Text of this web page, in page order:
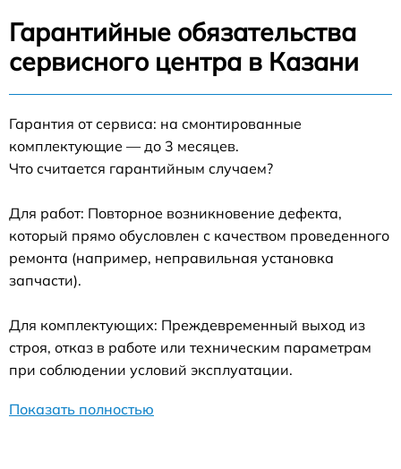
Гарантийные обязательства
сервисного центра в Казани
Гарантия от сервиса: на смонтированные
комплектующие — до 3 месяцев.
Что считается гарантийным случаем?
Для работ: Повторное возникновение дефекта,
который прямо обусловлен с качеством проведенного
ремонта (например, неправильная установка
запчасти).
Для комплектующих: Преждевременный выход из
строя, отказ в работе или техническим параметрам
при соблюдении условий эксплуатации.
Показать полностью